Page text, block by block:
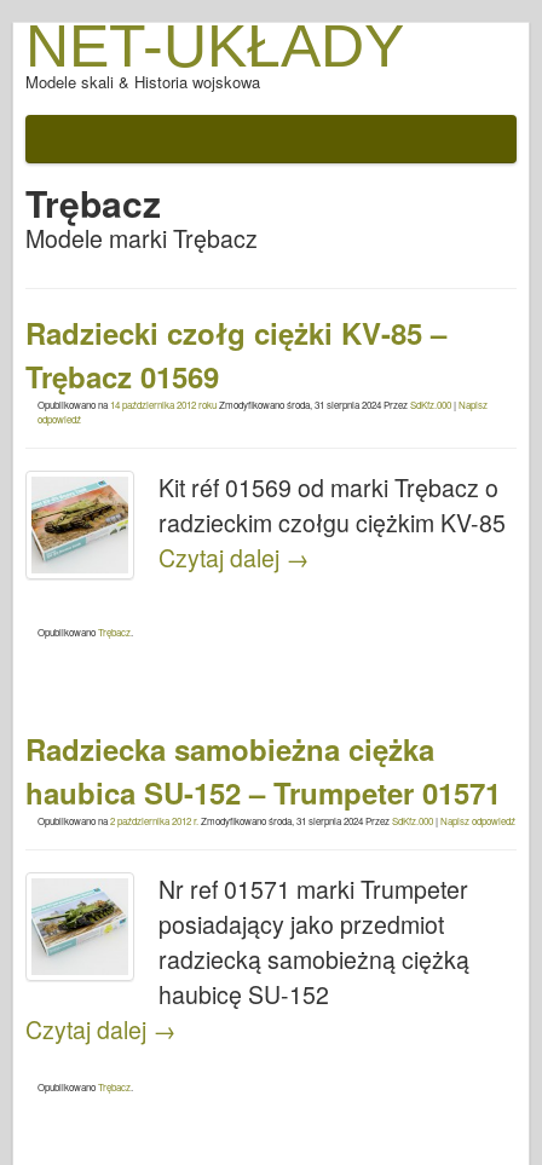
NET-UKŁADY
Modele skali & Historia wojskowa
Trębacz
Modele marki Trębacz
Radziecki czołg ciężki KV-85 –
Trębacz 01569
Opublikowano na 14 października 2012 rokuZmodyfikowanośroda, 31 sierpnia 2024PrzezSdKfz.000|Napisz
odpowiedź
Kit réf 01569 od marki Trębacz o
radzieckim czołgu ciężkim KV-85
Czytaj dalej →
OpublikowanoTrębacz
Radziecka samobieżna ciężka
haubica SU-152 – Trumpeter 01571
Opublikowano na2 października 2012 r. Zmodyfikowanośroda, 31 sierpnia 2024PrzezSdKfz.000|Napisz odpowiedź
Nr ref 01571 marki Trumpeter
posiadający jako przedmiot
radziecką samobieżną ciężką
haubicę SU-152
Czytaj dalej →
OpublikowanoTrębacz